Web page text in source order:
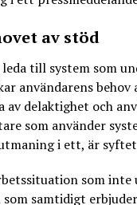
av stöd
till system som
användarens behov
av delaktighet och
som använder
i ett, är
som inte
som samtidigt